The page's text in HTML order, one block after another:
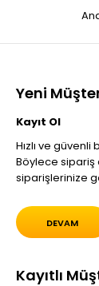
Yeni
Kayıt Ol
Hızlı ve
Böylece sipariş
siparişlerinize
DEVAM
Kayıtlı